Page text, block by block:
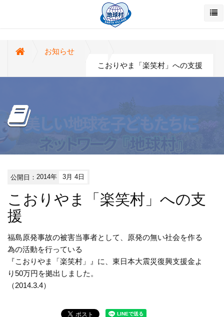
お知らせ
こおりやま「楽笑村」への支援
公開日：2014年 3月 4日
こおりやま「楽笑村」への支
援
福島原発事故の被害当事者として、原発の無い社会を作る
為の活動を行っている
『こおりやま「楽笑村」』に、東日本大震災復興支援金よ
り50万円を拠出しました。
（2014.3.4）